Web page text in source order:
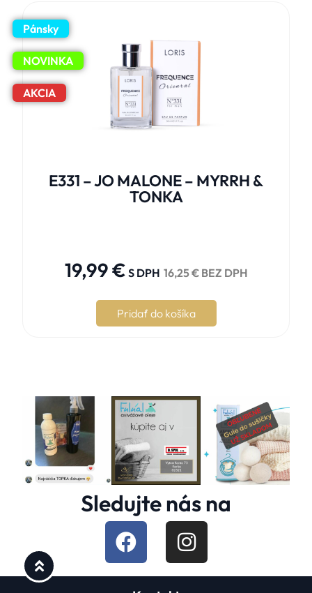
Pánsky
NOVINKA
AKCIA
E331 – JO MALONE – MYRRH &
TONKA
19,99€ S DPH 16,25€BEZ DPH
Pridať do košíka
Sledujte nás na